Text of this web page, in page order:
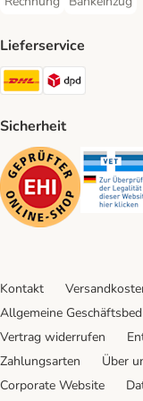
Rechnung Payment
Bankeinzug
Lieferservice
DHL Shipping
Sicherheit
Security
Kontakt
Allgemeine
Vertrag widerrufen
Zahlungsarten
Über
Corporate Website